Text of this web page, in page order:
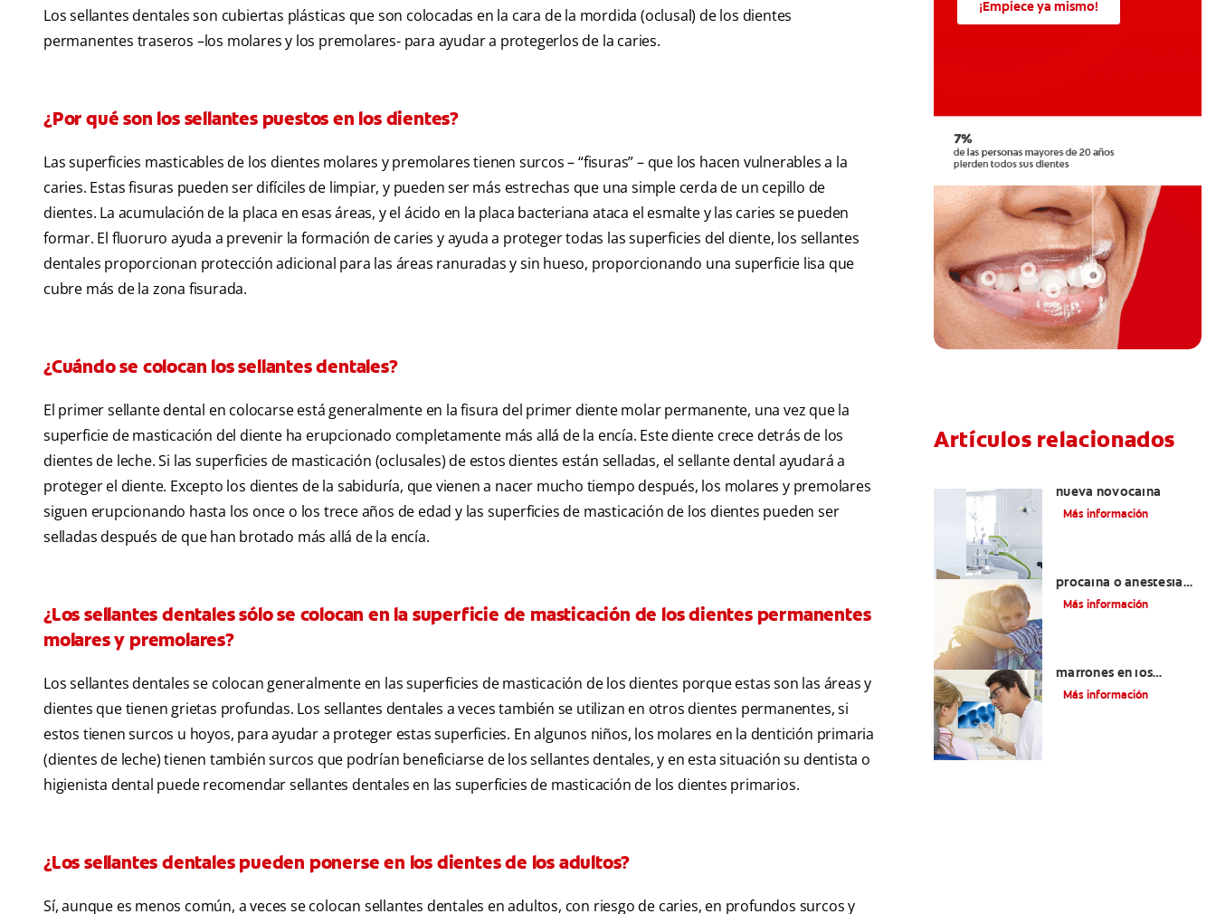
Los sellantes dentales son cubiertas plásticas que son colocadas en la cara de la mordida (oclusal) de los dientes
permanentes traseros –los molares y los premolares- para ayudar a protegerlos de la caries.
¿Por qué son los sellantes puestos en los dientes?
Las superficies masticables de los dientes molares y premolares tienen surcos – “fisuras” – que los hacen vulnerables a la
caries. Estas fisuras pueden ser difíciles de limpiar, y pueden ser más estrechas que una simple cerda de un cepillo de
dientes. La acumulación de la placa en esas áreas, y el ácido en la placa bacteriana ataca el esmalte y las caries se pueden
formar. El fluoruro ayuda a prevenir la formación de caries y ayuda a proteger todas las superficies del diente, los sellantes
dentales proporcionan protección adicional para las áreas ranuradas y sin hueso, proporcionando una superficie lisa que
cubre más de la zona fisurada.
¿Cuándo se colocan los sellantes dentales?
El primer sellante dental en colocarse está generalmente en la fisura del primer diente molar permanente, una vez que la
superficie de masticación del diente ha erupcionado completamente más allá de la encía. Este diente crece detrás de los
dientes de leche. Si las superficies de masticación (oclusales) de estos dientes están selladas, el sellante dental ayudará a
proteger el diente. Excepto los dientes de la sabiduría, que vienen a nacer mucho tiempo después, los molares y premolares
siguen erupcionando hasta los once o los trece años de edad y las superficies de masticación de los dientes pueden ser
selladas después de que han brotado más allá de la encía.
¿Los sellantes dentales sólo se colocan en la superficie de masticación de los dientes permanentes
molares y premolares?
Los sellantes dentales se colocan generalmente en las superficies de masticación de los dientes porque estas son las áreas y
dientes que tienen grietas profundas. Los sellantes dentales a veces también se utilizan en otros dientes permanentes, si
estos tienen surcos u hoyos, para ayudar a proteger estas superficies. En algunos niños, los molares en la dentición primaria
(dientes de leche) tienen también surcos que podrían beneficiarse de los sellantes dentales, y en esta situación su dentista o
higienista dental puede recomendar sellantes dentales en las superficies de masticación de los dientes primarios.
¿Los sellantes dentales pueden ponerse en los dientes de los adultos?
Sí, aunque es menos común, a veces se colocan sellantes dentales en adultos, con riesgo de caries, en profundos surcos y
¡Empiece ya mismo!
Artículos relacionados
nueva novocaína
Más información
procaína o anestesia
dental
Más información
marrones en los
dientes
Más información